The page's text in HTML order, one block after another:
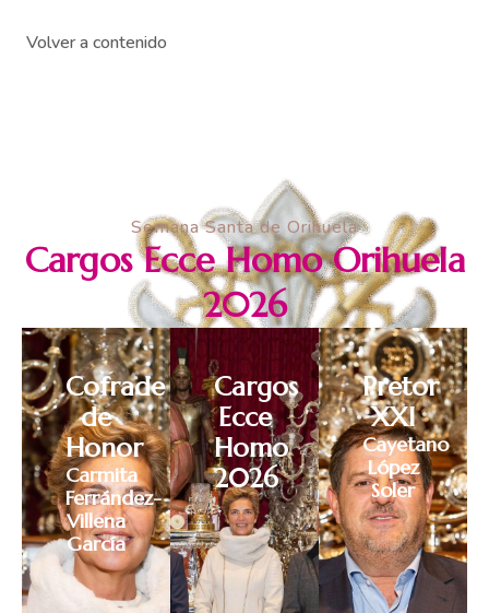
Volver a contenido
Semana Santa de Orihuela
Cargos Ecce Homo Orihuela
2026
Carmita
Ferrández-
Villena
García
Cofrade
de
Honor
Cargos
Ecce
Homo
2026
Cayetano
López
Soler
Pretor
XXI